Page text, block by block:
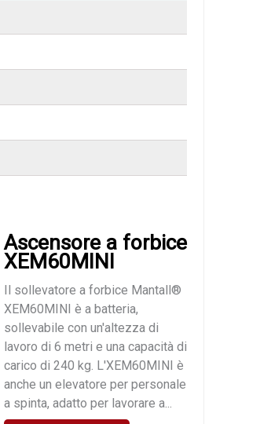
Ascensore a forbice
XEM60MINI
Il sollevatore a forbice Mantall®
XEM60MINI è a batteria,
sollevabile con un'altezza di
lavoro di 6 metri e una capacità di
carico di 240 kg. L'XEM60MINI è
anche un elevatore per personale
a spinta, adatto per lavorare a...